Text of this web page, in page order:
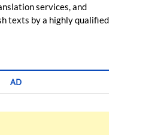
services, and
texts by a highly qualified
AD